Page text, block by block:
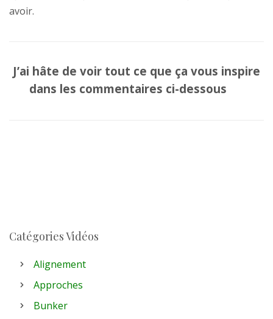
avoir.
J’ai hâte de voir tout ce que ça vous inspire
dans les commentaires ci-dessous
Catégories Vidéos
Alignement
Approches
Bunker